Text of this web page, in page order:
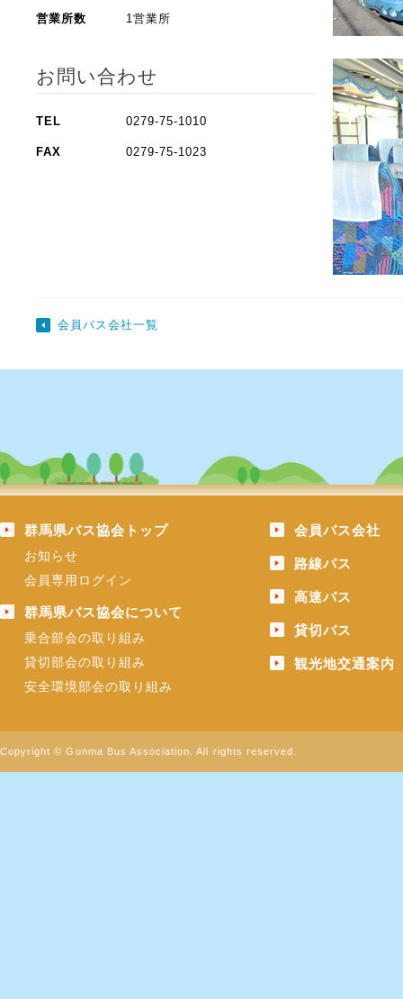
営業所数 1営業所
お問い合わせ
TEL 0279-75-1010
FAX 0279-75-1023
会員バス会社一覧
群馬県バス協会トップ
お知らせ
会員専用ログイン
群馬県バス協会について
乗合部会の取り組み
貸切部会の取り組み
安全環境部会の取り組み
会員バス会社
路線バス
高速バス
貸切バス
観光地交通案内
Copyright © Gunma Bus Association. All rights reserved.